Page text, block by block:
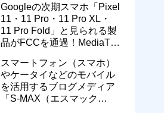
Googleの次期スマホ「Pixel
11・11 Pro・11 Pro XL・
11 Pro Fold」と見られる製
品がFCCを通過！MediaTek
スマートフォン（スマホ）
やケータイなどのモバイル
を活用するブログメディア
「S-MAX（エスマック